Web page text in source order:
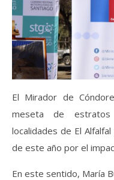
El Mirador de
meseta de estratos
localidades de El
de este año por el
En este sentido, María